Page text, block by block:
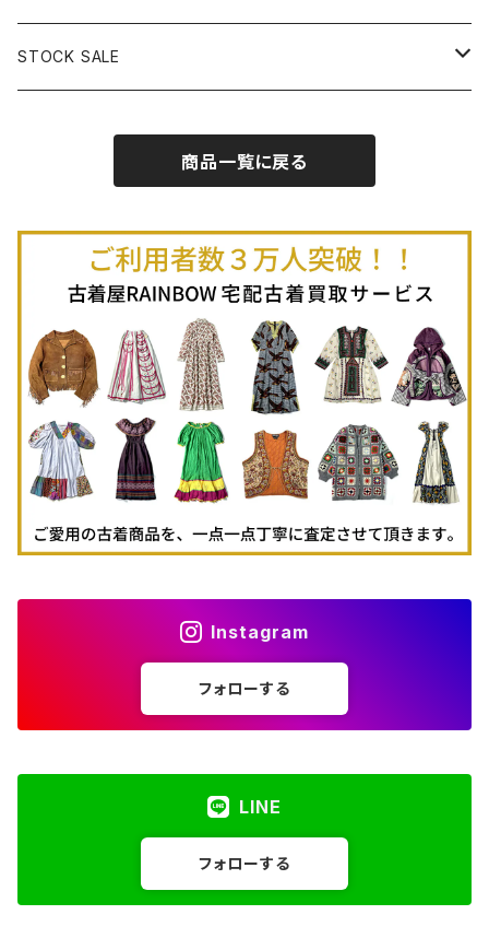
古着オーバーオール
古着半袖Ｔシャツ
古着キャミソール
古着ポロシャツ
古着長袖ポロシャツ
古着スウェット
古着パーカー
古着タンクトップ
古着ニットアウター
古着ヘビージャケット
古着羽織り
古着膝丈スカート (丈56-75cm)
古着ミニ丈スカート (丈56-75cm)
古着ロング丈パンツ
STOCK SALE
Autumn / Winter
商品一覧に戻る
Instagram
フォローする
LINE
フォローする